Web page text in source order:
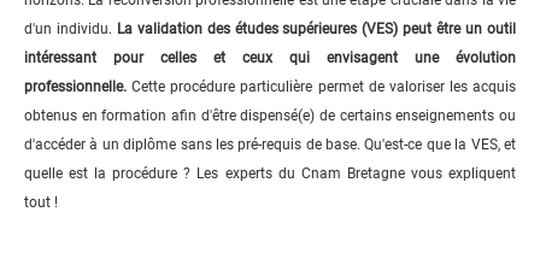
d'un individu. La validation des études supérieures (VES) peut être un outil
intéressant pour celles et ceux qui envisagent une évolution
professionnelle. Cette procédure particulière permet de valoriser les acquis
obtenus en formation afin d'être dispensé(e) de certains enseignements ou
d'accéder à un diplôme sans les pré-requis de base. Qu'est-ce que la VES, et
quelle est la procédure ? Les experts du Cnam Bretagne vous expliquent
tout !